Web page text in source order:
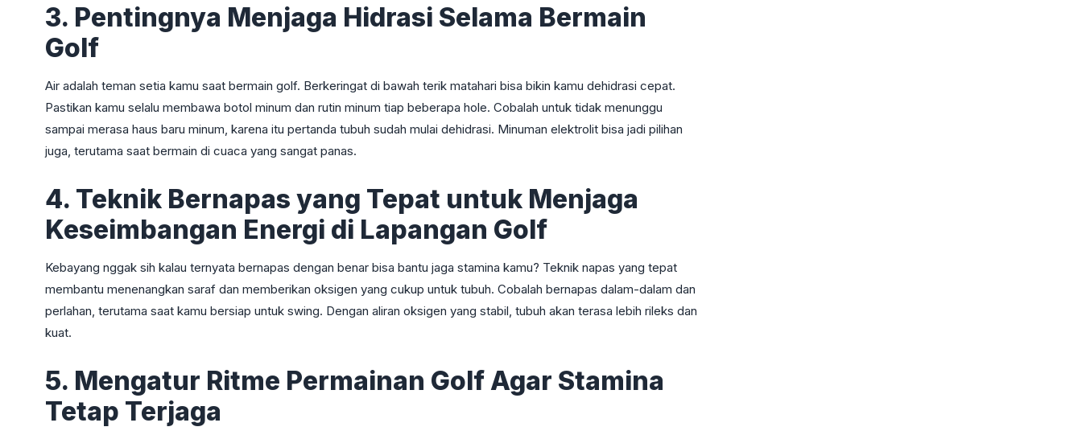
3. Pentingnya Menjaga Hidrasi Selama Bermain
Golf
Air adalah teman setia kamu saat bermain golf. Berkeringat di bawah terik matahari bisa bikin kamu dehidrasi cepat.
Pastikan kamu selalu membawa botol minum dan rutin minum tiap beberapa hole. Cobalah untuk tidak menunggu
sampai merasa haus baru minum, karena itu pertanda tubuh sudah mulai dehidrasi. Minuman elektrolit bisa jadi pilihan
juga, terutama saat bermain di cuaca yang sangat panas.
4. Teknik Bernapas yang Tepat untuk Menjaga
Keseimbangan Energi di Lapangan Golf
Kebayang nggak sih kalau ternyata bernapas dengan benar bisa bantu jaga stamina kamu? Teknik napas yang tepat
membantu menenangkan saraf dan memberikan oksigen yang cukup untuk tubuh. Cobalah bernapas dalam-dalam dan
perlahan, terutama saat kamu bersiap untuk swing. Dengan aliran oksigen yang stabil, tubuh akan terasa lebih rileks dan
kuat.
5. Mengatur Ritme Permainan Golf Agar Stamina
Tetap Terjaga